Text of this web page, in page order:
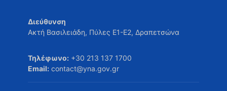
Διεύθυνση
Ακτή Βασιλειάδη, Πύλες Ε1-Ε2, Δραπετσώνα
Τηλέφωνο: +30 213 137 1700
Email: contact@yna.gov.gr